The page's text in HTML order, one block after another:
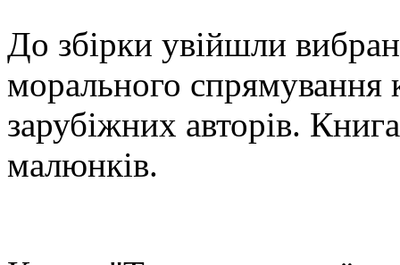
До збірки увійшли
морального спрямування
зарубіжних авторів.
малюнків.